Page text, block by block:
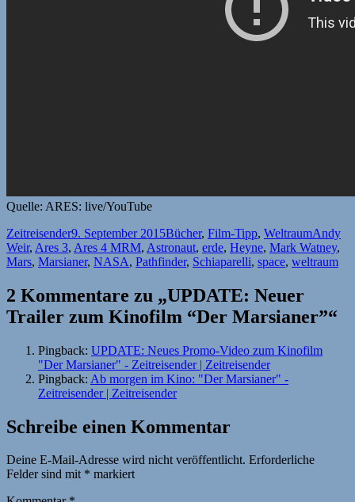
Quelle: ARES: live/YouTube
Autor
ZeitreisenderVeröffentlicht
am
9. September 2015Kategorien
Bücher, Film-Tipp, WeltraumAndy
Weir, Ares 3, Ares 4 MRM, Astronaut, erde, Heyne, Mark Watney,
Mars, Marsianer, NASA, Pathfinder, Schiaparelli, space, weltraum
2 Kommentare zu „UPDATE: Neuer
Trailer zum Kinofilm “Der Marsianer”“
Pingback: UPDATE: Neues Promo-Video zum Kinofilm
"Der Marsianer" - Zeitreisender | Zeitreisender
Pingback: Ab morgen im Kino: "Der Marsianer" -
Zeitreisender | Zeitreisender
Schreibe einen Kommentar
Deine E-Mail-Adresse wird nicht veröffentlicht. Erforderliche
Felder sind mit * markiert